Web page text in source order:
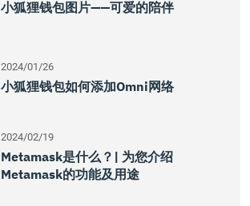
小狐狸钱包图片——可爱的陪伴
2024/01/26
小狐狸钱包如何添加Omni网络
2024/02/19
Metamask是什么？| 为您介绍
Metamask的功能及用途